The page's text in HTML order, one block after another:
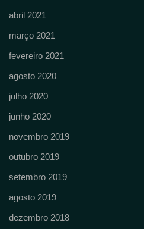
abril 2021
março 2021
fevereiro 2021
agosto 2020
julho 2020
junho 2020
novembro 2019
outubro 2019
setembro 2019
agosto 2019
dezembro 2018